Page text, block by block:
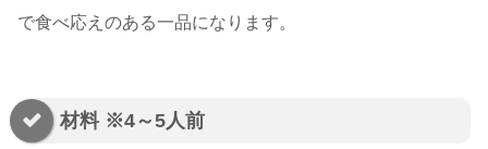
で食べ応えのある一品になります。
材料 ※4～5人前